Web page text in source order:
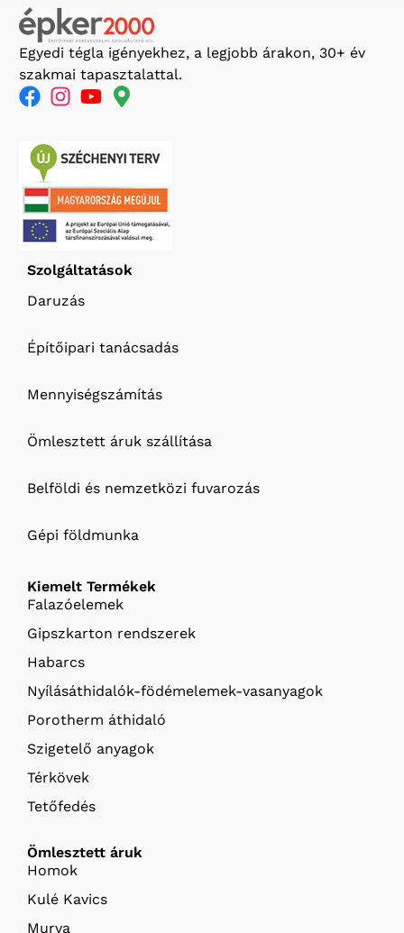
Egyedi tégla igényekhez, a legjobb árakon, 30+ év
szakmai tapasztalattal.
Szolgáltatások
Daruzás
Építőipari tanácsadás
Mennyiségszámítás
Ömlesztett áruk szállítása
Belföldi és nemzetközi fuvarozás
Gépi földmunka
Kiemelt Termékek
Falazóelemek
Gipszkarton rendszerek
Habarcs
Nyílásáthidalók-födémelemek-vasanyagok
Porotherm áthidaló
Szigetelő anyagok
Térkövek
Tetőfedés
Ömlesztett áruk
Homok
Kulé Kavics
Murva